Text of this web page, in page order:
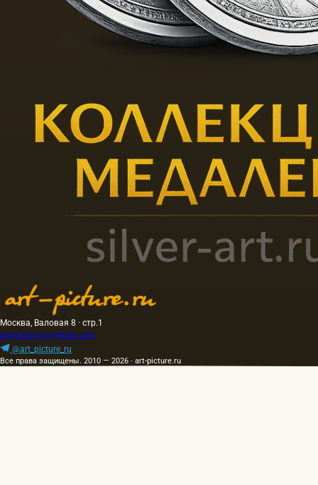
Москва, Валовая 8 · стр.1
artpicture.ru@gmail.com
@art_picture_ru
Все права защищены. 2010 — 2026 · art-picture.ru